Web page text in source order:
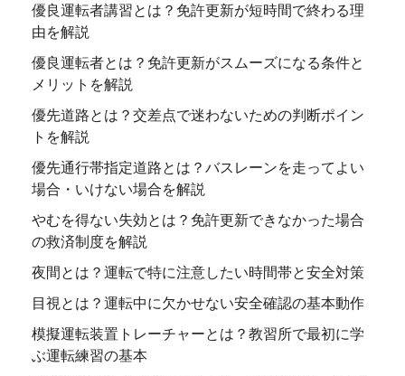
優良運転者講習とは？免許更新が短時間で終わる理
由を解説
優良運転者とは？免許更新がスムーズになる条件と
メリットを解説
優先道路とは？交差点で迷わないための判断ポイン
トを解説
優先通行帯指定道路とは？バスレーンを走ってよい
場合・いけない場合を解説
やむを得ない失効とは？免許更新できなかった場合
の救済制度を解説
夜間とは？運転で特に注意したい時間帯と安全対策
目視とは？運転中に欠かせない安全確認の基本動作
模擬運転装置トレーチャーとは？教習所で最初に学
ぶ運転練習の基本